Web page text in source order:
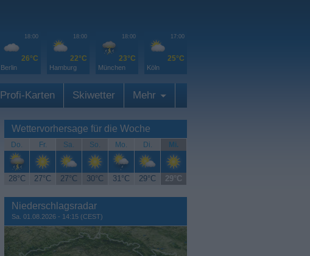
18:00
26°C
Berlin
18:00
22°C
Hamburg
18:00
23°C
München
17:00
25°C
Köln
Profi-Karten Skiwetter Mehr
Wettervorhersage für die Woche
Do. Fr. Sa. So. Mo. Di. Mi.
28°C 27°C 27°C 30°C 31°C 29°C 29°C
Niederschlagsradar
Sa. 01.08.2026 - 14:15 (CEST)